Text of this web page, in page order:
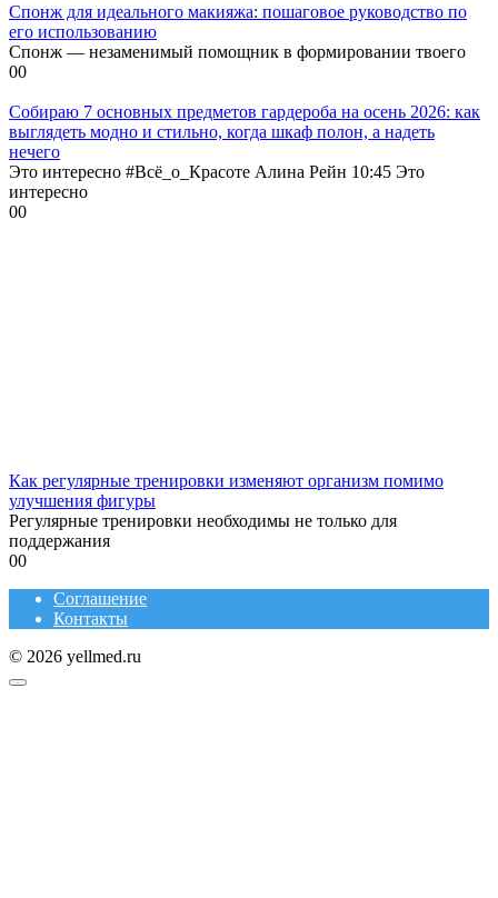
Спонж для идеального макияжа: пошаговое руководство по
его использованию
Спонж — незаменимый помощник в формировании твоего
00
Собираю 7 основных предметов гардероба на осень 2026: как
выглядеть модно и стильно, когда шкаф полон, а надеть
нечего
Это интересно #Всё_о_Красоте Алина Рейн 10:45 Это
интересно
00
Как регулярные тренировки изменяют организм помимо
улучшения фигуры
Регулярные тренировки необходимы не только для
поддержания
00
Соглашение
Контакты
© 2026 yellmed.ru